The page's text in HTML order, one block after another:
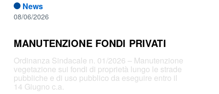
News
08/06/2026
MANUTENZIONE FONDI PRIVATI
Ordinanza Sindacale n. 01/2026 – Manutenzione
vegetazione sui fondi di proprietà lungo le strade
pubbliche e di uso pubblico da eseguire entro il
14 Giugno c.a.